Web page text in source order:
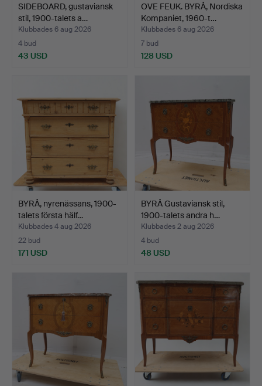
SIDEBOARD, gustaviansk
stil, 1900-talets a…
Klubbades 6 aug 2026
4 bud
43 USD
OVE FEUK. BYRÅ, Nordiska
Kompaniet, 1960-t…
Klubbades 6 aug 2026
7 bud
128 USD
BYRÅ, nyrenässans, 1900-
talets första hälf…
Klubbades 4 aug 2026
22 bud
171 USD
BYRÅ Gustaviansk stil,
1900-talets andra h…
Klubbades 2 aug 2026
4 bud
48 USD